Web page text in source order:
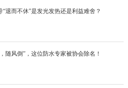
“退而不休”是发光发热还是利益难舍？
随风倒”，这位防水专家被协会除名！